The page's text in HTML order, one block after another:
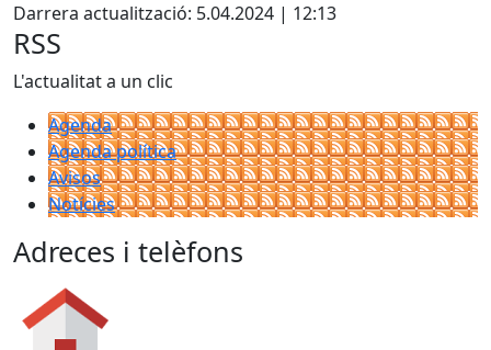
Darrera actualització: 5.04.2024 | 12:13
RSS
L'actualitat a un clic
Agenda
Agenda política
Avisos
Notícies
Adreces i telèfons